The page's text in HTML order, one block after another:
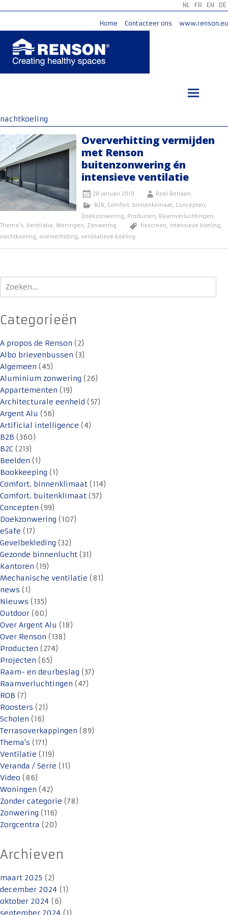
NL FR EN DE
Home Contacteer ons www.renson.eu
nachtkoeling
Oververhitting vermijden
met Renson
buitenzonwering én
intensieve ventilatie
28 januari 2019
Roel Berlaen
B2B, Comfort. binnenklimaat, Concepten,
Doekzonwering, Producten, Raamverluchtingen,
Thema's, Ventilatie, Woningen, Zonwering fixscreen, intensieve koeling,
nachtkoeling, oververhitting, ventilatieve koeling
Zoeken
naar:
Categorieën
A propos de Renson (2)
Albo brievenbussen (3)
Algemeen (45)
Aluminium zonwering (26)
Appartementen (19)
Architecturale eenheid (57)
Argent Alu (56)
Artificial intelligence (4)
B2B (360)
B2C (213)
Beelden (1)
Bookkeeping (1)
Comfort. binnenklimaat (114)
Comfort. buitenklimaat (57)
Concepten (99)
Doekzonwering (107)
eSafe (17)
Gevelbekleding (32)
Gezonde binnenlucht (31)
Kantoren (19)
Mechanische ventilatie (81)
news (1)
Nieuws (135)
Outdoor (60)
Over Argent Alu (18)
Over Renson (138)
Producten (274)
Projecten (65)
Raam- en deurbeslag (37)
Raamverluchtingen (47)
ROB (7)
Roosters (21)
Scholen (16)
Terrasoverkappingen (89)
Thema's (171)
Ventilatie (119)
Veranda / Serre (11)
Video (86)
Woningen (42)
Zonder categorie (78)
Zonwering (116)
Zorgcentra (20)
Archieven
maart 2025 (2)
december 2024 (1)
oktober 2024 (6)
september 2024 (1)